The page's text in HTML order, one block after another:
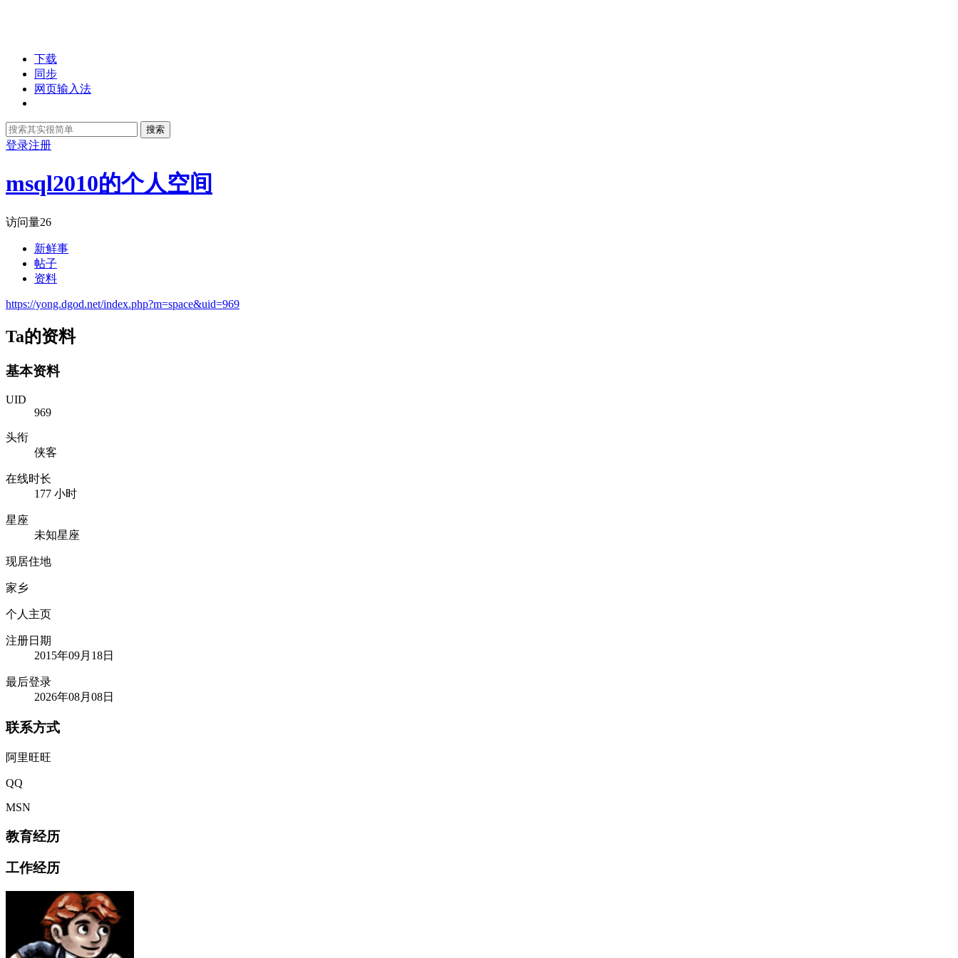
下载
同步
网页输入法
搜索
登录注册
msql2010的个人空间
访问量26
新鲜事
帖子
资料
https://yong.dgod.net/index.php?m=space&uid=969
Ta的资料
基本资料
UID
969
头衔
侠客
在线时长
177 小时
星座
未知星座
现居住地
家乡
个人主页
注册日期
2015年09月18日
最后登录
2026年08月08日
联系方式
阿里旺旺
QQ
MSN
教育经历
工作经历